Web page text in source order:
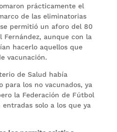
prácticamente el
de las eliminatorias
permitió un aforo del 80
Fernández, aunque con la
hacerlo aquellos que
vacunación.
de Salud había
para los no vacunados, ya
la Federación de Fútbol
solo a los que ya